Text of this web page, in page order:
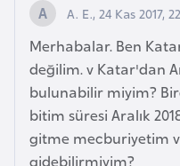
A. E., 24 Kas 2017,
Merhabalar. Ben
değilim. v Katar'dan
bulunabilir miyim?
bitim süresi Aralık
gitme mecburiyetim
gidebilirmiyim?
İ
t
a
l
y
a